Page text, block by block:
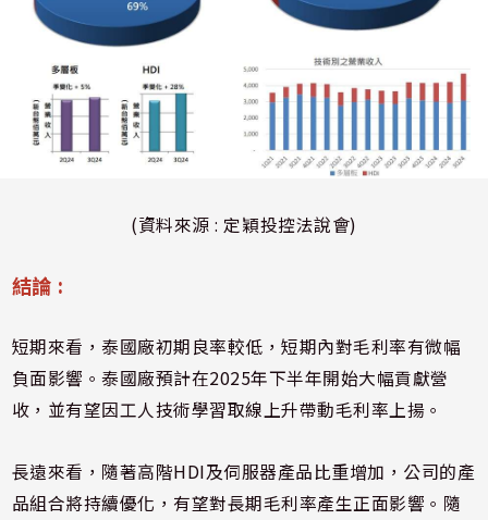
(資料來源 : 定穎投控法說會)
結論 :
短期來看，泰國廠初期良率較低，短期內對毛利率有微幅
負面影響。泰國廠預計在2025年下半年開始大幅貢獻營
收，並有望因工人技術學習取線上升帶動毛利率上揚。
長遠來看，隨著高階HDI及伺服器產品比重增加，公司的產
品組合將持續優化，有望對長期毛利率產生正面影響。隨